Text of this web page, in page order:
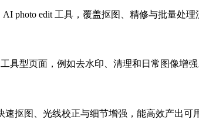
photo edit 工具，覆盖抠图、精修与批量处理
具型页面，例如去水印、清理和日常图像增强
速抠图、光线校正与细节增强，能高效产出可